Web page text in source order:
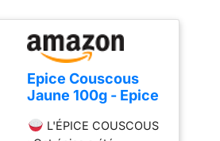
Epice Couscous
Jaune 100g - Epice
Sans Additifs, Sans
L'ÉPICE COUSCOUS